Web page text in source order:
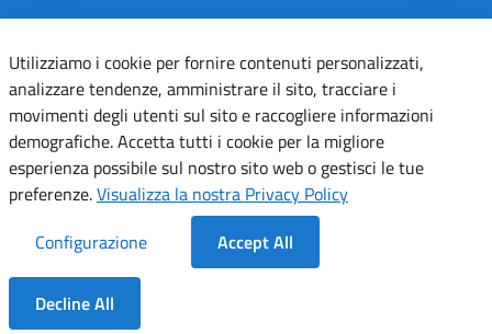
Dentro la Sezione
Designers Italia
TwitterInstagramYoutubeLinkedin
Dichiarazione di accessibilità
Informativa cookie
Note legali
Servizi Applicativi
Utilizziamo i cookie per fornire contenuti personalizzati,
analizzare tendenze, amministrare il sito, tracciare i
movimenti degli utenti sul sito e raccogliere informazioni
demografiche. Accetta tutti i cookie per la migliore
esperienza possibile sul nostro sito web o gestisci le tue
preferenze.Visualizza la nostra Privacy Policy
Configurazione
Accept All
Decline All